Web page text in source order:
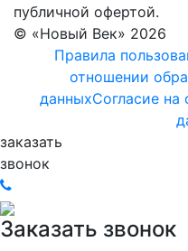
публичной офертой.
© «Новый Век» 2026
Правила
отношении
данныхСогласие на
заказать
звонок
Заказать звонок